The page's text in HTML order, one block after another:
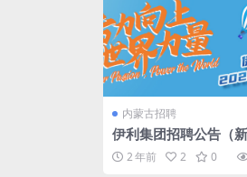
内蒙古招聘
伊利集团招聘公告（
岗位）
2 年前 2 0